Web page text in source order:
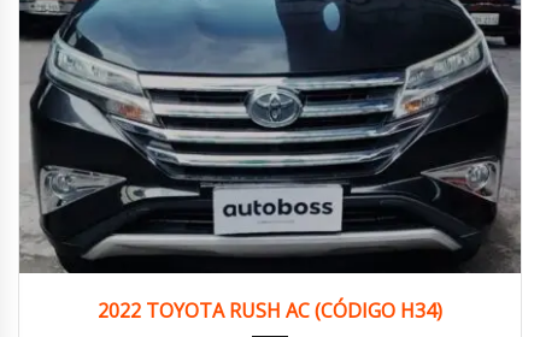
2022 TOYOTA RUSH AC (CÓDIGO H34)